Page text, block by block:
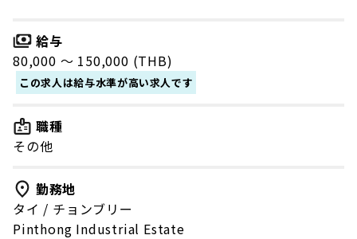
給与
80,000 〜 150,000 (THB)
この求人は給与水準が高い求人です
職種
その他
勤務地
タイ / チョンブリー
Pinthong Industrial Estate